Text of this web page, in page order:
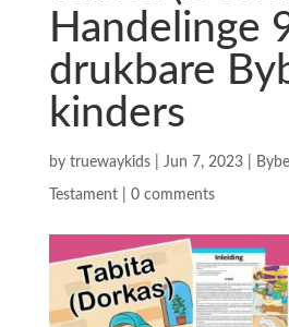
Handelinge
drukbare
kinders
by truewaykids| Jun 7, 2023|
Testament| 0 comments